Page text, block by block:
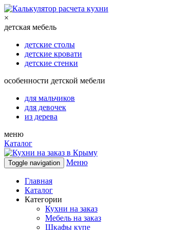
×
детская мебель
детские столы
детские кровати
детские стенки
особенности детской мебели
для мальчиков
для девочек
из дерева
меню
Каталог
Toggle navigation Меню
Главная
Каталог
Категории
Кухни на заказ
Мебель на заказ
Шкафы купе